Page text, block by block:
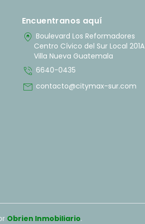
Encuentranos aquí
home_pin Boulevard Los Reformadores
Centro Cívico del Sur Local 201A
Villa Nueva Guatemala
phone_in_talk 6640-0435
mail contacto@citymax-sur.com
Obrien Inmobiliario.